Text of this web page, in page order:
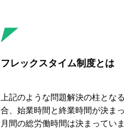
フレックスタイム制度とは
上記のような問題解決の柱と
合、始業時間と終業時間が決ま
月間の総労働時間は決まってい